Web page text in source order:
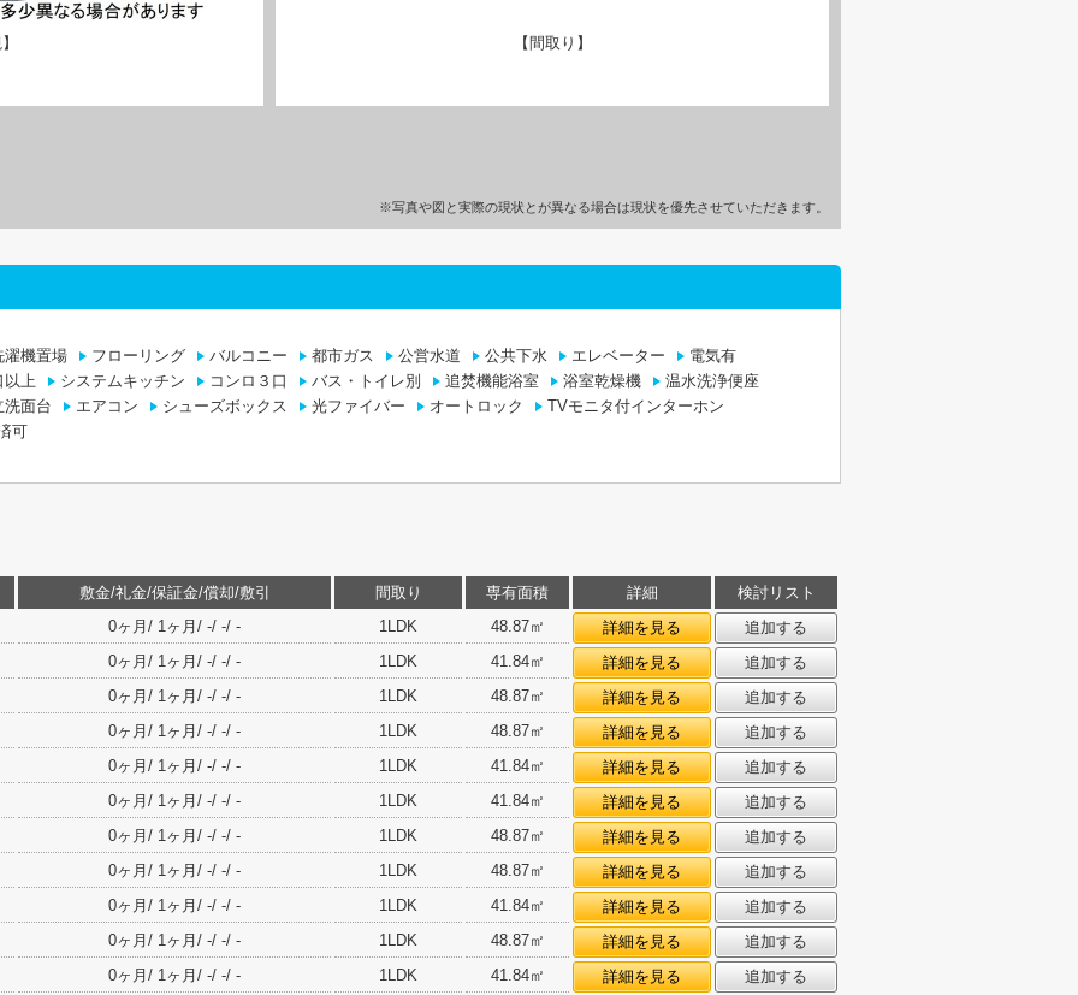
【間取り】
※写真や図と実際の現状とが異なる場合は現状を優先させていただきます。
濯機置場 フローリング バルコニー 都市ガス 公営水道 公共下水 エレベーター
電気有
以上
システムキッチン コンロ３口 バス・トイレ別 追焚機能浴室 浴室乾燥機
温水洗浄便座
洗面台
エアコン シューズボックス 光ファイバー オートロック
TVモニタ付インターホン
可
敷金/礼金/保証金/償却/敷引 間取り 専有面積 詳細
検討リスト
0ヶ月/ 1ヶ月/ -/ -/ -
1LDK 48.87㎡ 詳細を見る
追加する
0ヶ月/ 1ヶ月/ -/ -/ -
1LDK 41.84㎡ 詳細を見る
追加する
0ヶ月/ 1ヶ月/ -/ -/ -
1LDK 48.87㎡ 詳細を見る
追加する
0ヶ月/ 1ヶ月/ -/ -/ -
1LDK 48.87㎡ 詳細を見る
追加する
0ヶ月/ 1ヶ月/ -/ -/ -
1LDK 41.84㎡ 詳細を見る
追加する
0ヶ月/ 1ヶ月/ -/ -/ -
1LDK 41.84㎡ 詳細を見る
追加する
0ヶ月/ 1ヶ月/ -/ -/ -
1LDK 48.87㎡ 詳細を見る
追加する
0ヶ月/ 1ヶ月/ -/ -/ -
1LDK 48.87㎡ 詳細を見る
追加する
0ヶ月/ 1ヶ月/ -/ -/ -
1LDK 41.84㎡ 詳細を見る
追加する
0ヶ月/ 1ヶ月/ -/ -/ -
1LDK 48.87㎡ 詳細を見る
追加する
0ヶ月/ 1ヶ月/ -/ -/ -
1LDK 41.84㎡ 詳細を見る
追加する